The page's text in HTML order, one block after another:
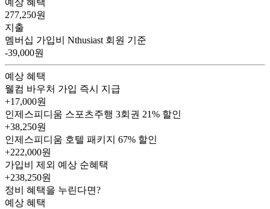
277,250원
지출
멤버십 가입비
Nthusiast 회원 기준
-39,000원
예상 혜택
웰컴 바우처 가입 즉시 지급
+17,000원
인제스피디움 스포츠주행 3회권 21% 할인
+38,250원
인제스피디움 호텔 패키지 67% 할인
+222,000원
가입비 제외 예상 순혜택
+238,250원
정비 혜택을 누린다면?
예상 혜택